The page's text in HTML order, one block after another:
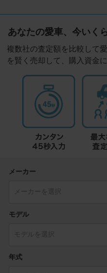
あなたの愛車、今いく
複数社の査定額を比較して
を賢く売却して、購入資金
メーカー
モデル
年式